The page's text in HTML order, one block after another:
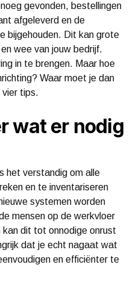
gevonden, bestellingen
afgeleverd en de
bijgehouden. Dit kan grote
wee van jouw bedrijf.
in te brengen. Maar hoe
Waar moet je dan
vier tips.
wat er nodig
het verstandig om alle
en te inventariseren
systemen worden
mensen op de werkvloer
kan dit tot onnodige onrust
dat je echt nagaat wat
en efficiënter te